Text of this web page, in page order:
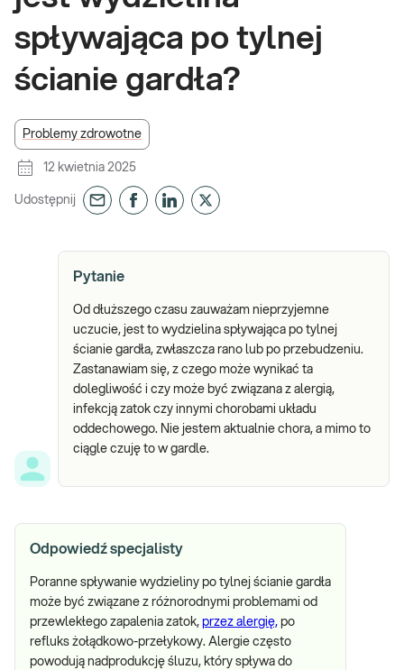
spływająca po tylnej
ścianie gardła?
Problemy zdrowotne
12 kwietnia 2025
Udostępnij
Pytanie
Od dłuższego czasu zauważam nieprzyjemne
uczucie, jest to wydzielina spływająca po tylnej
ścianie gardła, zwłaszcza rano lub po przebudzeniu.
Zastanawiam się, z czego może wynikać ta
dolegliwość i czy może być związana z alergią,
infekcją zatok czy innymi chorobami układu
oddechowego. Nie jestem aktualnie chora, a mimo to
ciągle czuję to w gardle.
Odpowiedź specjalisty
Poranne spływanie wydzieliny po tylnej ścianie gardła
może być związane z różnorodnymi problemami od
przewlekłego zapalenia zatok, przez alergię, po
refluks żołądkowo-przełykowy. Alergie często
powodują nadprodukcję śluzu, który spływa do